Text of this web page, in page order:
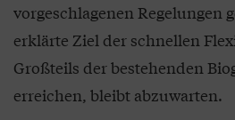
vorgeschlagenen Regelungen
erklärte Ziel der schnellen
Großteils der bestehenden
erreichen, bleibt abzuwarten.